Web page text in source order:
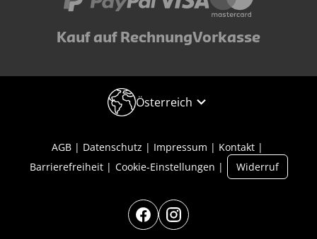
Kauf auf RechnungVorkasse
Österreich
AGB Datenschutz Impressum
Kontakt
Barrierefreiheit
Cookie-Einstellungen Widerruf